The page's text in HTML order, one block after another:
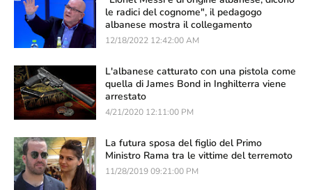
le radici del cognome", il pedagogo
albanese mostra il collegamento
12/18/2022 12:42:00 AM
L'albanese catturato con una pistola come
quella di James Bond in Inghilterra viene
arrestato
4/21/2020 12:11:00 PM
La futura sposa del figlio del Primo
Ministro Rama tra le vittime del terremoto
11/28/2019 09:21:00 PM